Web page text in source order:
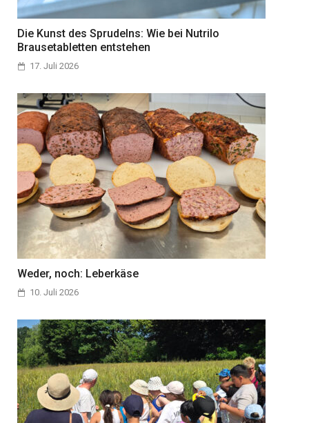
Die Kunst des Sprudelns: Wie bei Nutrilo
Brausetabletten entstehen
17. Juli 2026
Weder, noch: Leberkäse
10. Juli 2026